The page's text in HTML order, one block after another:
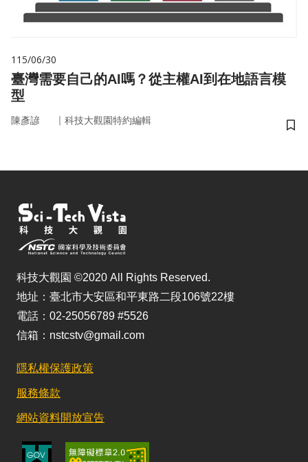
115/06/30
臺灣需要自己的AI嗎？從主權AI到在地語言模
型
陳彥諺 ｜ 科技大觀園特約編輯
儲
科技大觀園 ©2020 All Rights Reserved.
地址：臺北市大安區和平東路二段106號22樓
電話：02-25056789 #5526
信箱：nstcstv@gmail.com
隱私權保護政策
服務條款
網站資料開放宣告